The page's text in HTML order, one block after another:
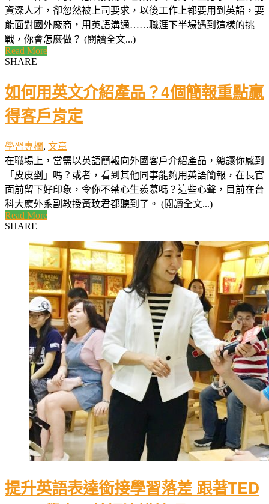
資深人才，卻忽然被上司要求，以後工作上都要用到英語，要
能面對國外廠商，用英語溝通……職涯下半場遇到這樣的挑
戰，你會怎麼做？ (閱讀全文...)
Read More
SHARE
如何用英文介紹產品？4個簡報重點贏
得客戶肯定
學習專欄, 文章
在職場上，當需以英語簡報向外國客戶介紹產品，總讓你感到
「皮皮剉」嗎？或者，看到其他同事能夠用英語簡報，在長官
面前留下好印象，令你不禁心生羨慕嗎？這些心聲，目前在台
科大應外系副教授黃玟君都聽到了。 (閱讀全文...)
Read More
SHARE
提升英語表達銜接學習落差 跟著TED